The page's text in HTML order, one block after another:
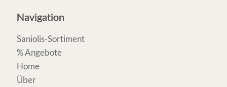
Navigation
Saniolis-Sortiment
% Angebote
Home
Über